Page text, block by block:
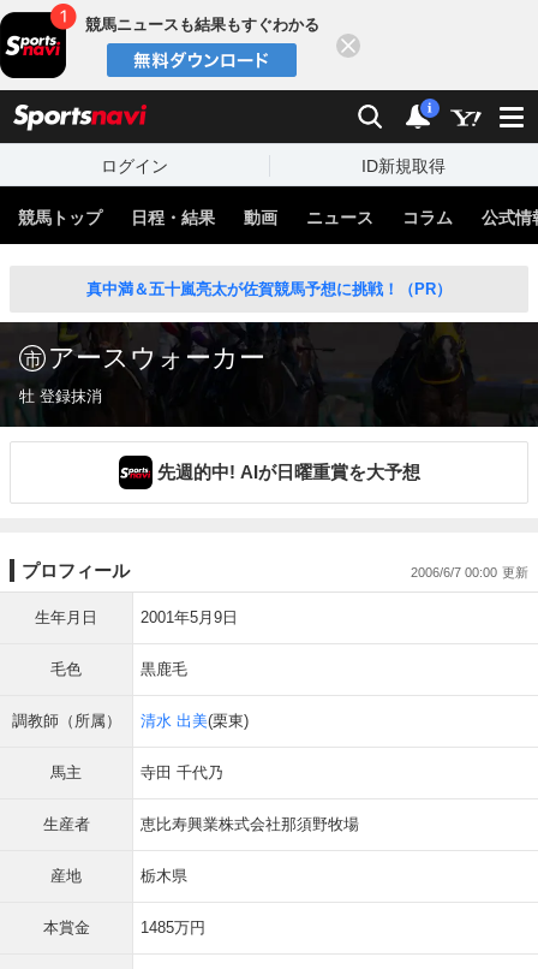
競馬ニュースも結果もすぐわかる
検索 通知
i
ログイン ID新規取得
競馬トップ 日程・結果 動画 ニュース コラム 公式情
真中満＆五十嵐亮太が佐賀競馬予想に挑戦！（PR）
アースウォーカー
牡 登録抹消
先週的中! AIが日曜重賞を大予想
プロフィール 2006/6/7 00:00
生年月日 2001年5月9日
毛色 黒鹿毛
調教師（所属） 清水 出美(栗東)
馬主 寺田 千代乃
生産者 恵比寿興業株式会社那須野牧場
産地 栃木県
本賞金 1485万円